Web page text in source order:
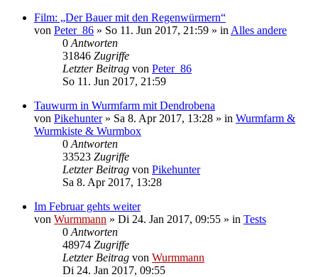
Film: „Der Bauer mit den Regenwürmern“
von Peter_86 » So 11. Jun 2017, 21:59 » in Alles andere
0 Antworten
31846 Zugriffe
Letzter Beitrag von Peter_86
So 11. Jun 2017, 21:59
Tauwurm in Wurmfarm mit Dendrobena
von Pikehunter» Sa 8. Apr 2017, 13:28 » in Wurmfarm &
Wurmkiste & Wurmbox
0 Antworten
33523 Zugriffe
Letzter Beitrag von Pikehunter
Sa 8. Apr 2017, 13:28
Im Februar gehts weiter
von Wurmmann » Di 24. Jan 2017, 09:55 » in Tests
0 Antworten
48974 Zugriffe
Letzter Beitrag von Wurmmann
Di 24. Jan 2017, 09:55